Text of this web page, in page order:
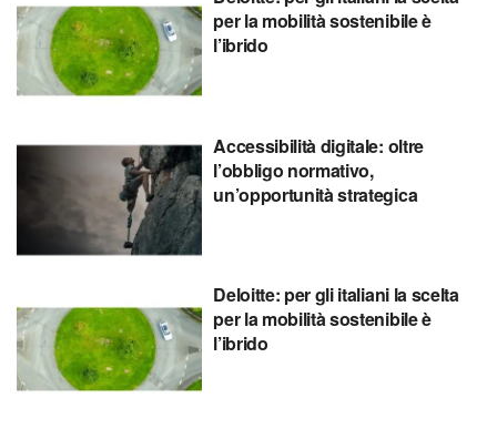
per la mobilità sostenibile è
l’ibrido
Accessibilità digitale: oltre
l’obbligo normativo,
un’opportunità strategica
Deloitte: per gli italiani la scelta
per la mobilità sostenibile è
l’ibrido